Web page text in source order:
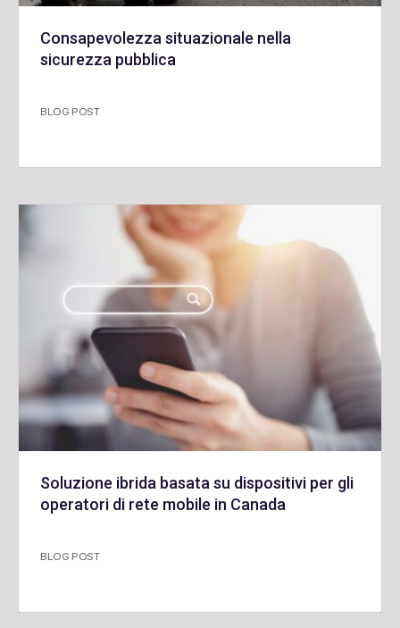
Consapevolezza situazionale nella
sicurezza pubblica
BLOG POST
Soluzione ibrida basata su dispositivi per gli
operatori di rete mobile in Canada
BLOG POST